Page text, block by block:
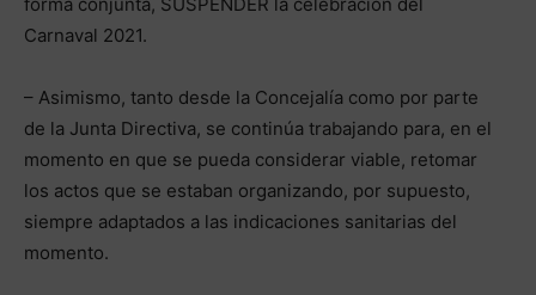
forma conjunta, SUSPENDER la celebración del
Carnaval 2021.
– Asimismo, tanto desde la Concejalía como por parte
de la Junta Directiva, se continúa trabajando para, en el
momento en que se pueda considerar viable, retomar
los actos que se estaban organizando, por supuesto,
siempre adaptados a las indicaciones sanitarias del
momento.